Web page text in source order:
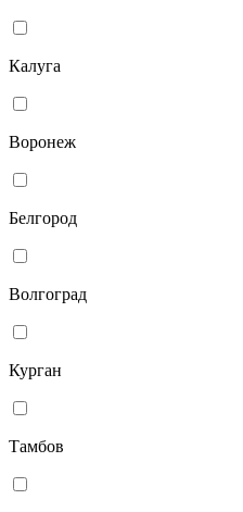
Калуга
Воронеж
Белгород
Волгоград
Курган
Тамбов